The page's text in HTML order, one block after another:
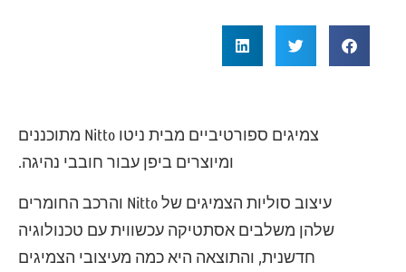
צמיגים ספורטיביים מבית ניטו Nitto מתוכננים
ומיוצרים ביפן עבור חובבי נהיגה.
עיצוב סוליות הצמיגים של Nitto והרכב החומרים
שלהן משלבים אסתטיקה עכשווית עם טכנולוגיה
חדשנית, והתוצאה היא כמה מעיצובי הצמיגים